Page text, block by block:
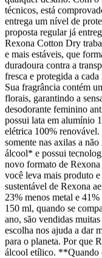
técnicos, está
entrega um nível de
proposta regular já
Rexona Cotton Dry
e mais estáveis, que
duradoura contra a
fresca e protegida a
Sua fragrância contém
florais, garantindo a
desodorante feminino
possui lata em alumínio
elétrica 100%
somente nas axilas a
álcool* e possui
novo formato de
você leva mais produto
sustentável de Rexona
23% menos metal e
150 ml, quando se
ano, são vendidas
escolha nos ajuda a dar
para o planeta. Por que
álcool etílico. **Quando